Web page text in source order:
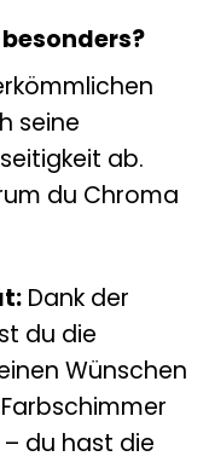
seine
ab.
du Chroma
Dank der
du die
Wünschen
du hast die